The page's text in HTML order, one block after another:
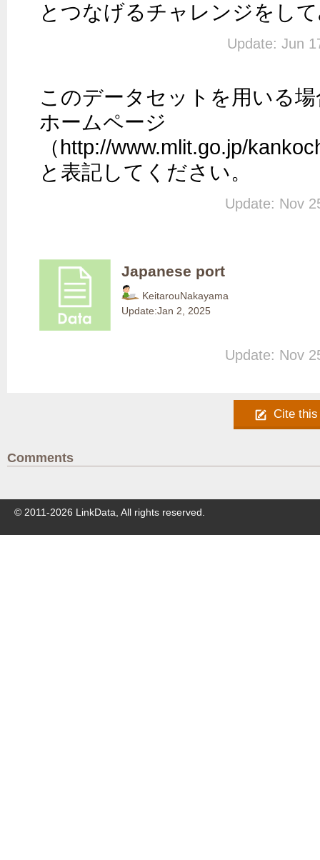
とつなげるチャレンジをし
Update: Jun
このデータセットを用いる
ホームページ
（http://www.mlit.go.jp/
と表記してください。
Update: Nov
Japanese port
KeitarouNakayama
Update:Jan 2, 2025
Update: Nov
Cite this
Comments
© 2011-2026 LinkData, All rights reserved.